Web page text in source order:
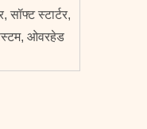
स्टार्टर,
ओवरहेड